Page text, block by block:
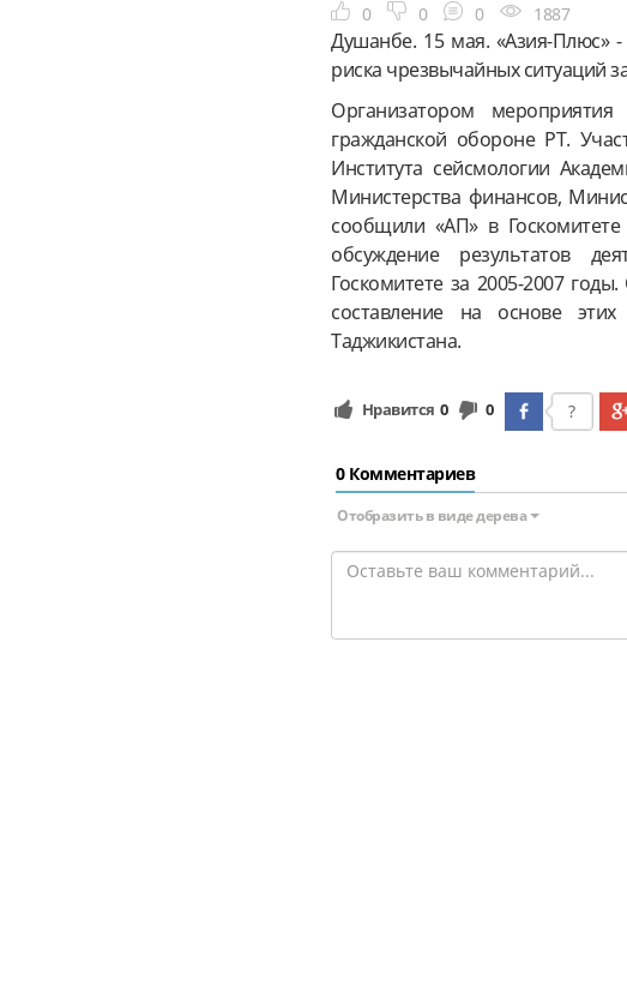
0 0 0 1887
Душанбе. 15 мая. «Азия-Плюс»
риска чрезвычайных ситуаций
Организатором
гражданской обороне РТ.
Института сейсмологии
Министерства финансов,
сообщили «АП» в
обсуждение результатов
Госкомитете за 2005-2007
составление на основе
Таджикистана.
Нравится 0 0 ?
0 Комментариев
Отобразить в виде дерева